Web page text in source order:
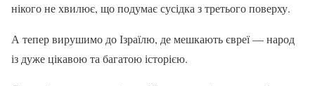
нікого не хвилює, що подумає сусідка з третього поверху.
А тепер вирушимо до Ізраїлю, де мешкають євреї — народ
із дуже цікавою та багатою історією.